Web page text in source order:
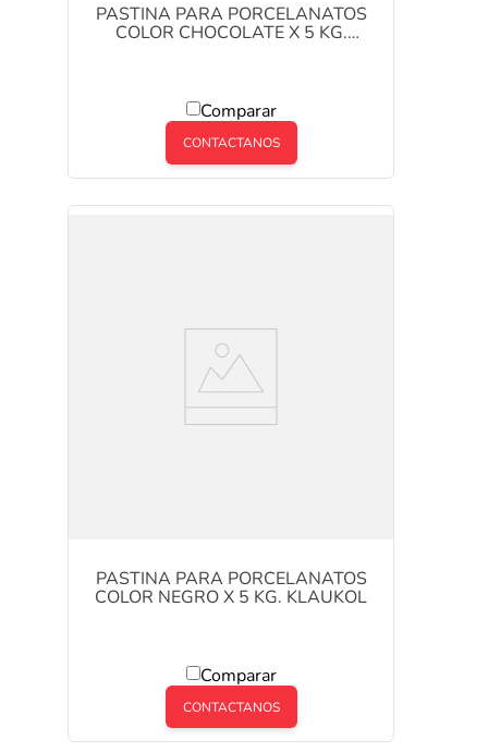
PASTINA PARA PORCELANATOS
COLOR CHOCOLATE X 5 KG.
Comparar
CONTACTANOS
PASTINA PARA PORCELANATOS
COLOR NEGRO X 5 KG. KLAUKOL
Comparar
CONTACTANOS